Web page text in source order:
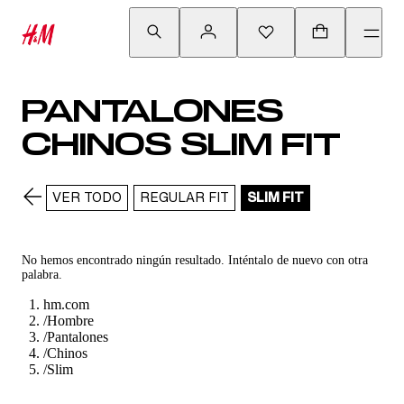
PANTALONES
CHINOS SLIM FIT
VER TODO REGULAR FIT SLIM FIT
No hemos encontrado ningún resultado. Inténtalo de nuevo con otra
palabra.
hm.com
/Hombre
/Pantalones
/Chinos
/Slim